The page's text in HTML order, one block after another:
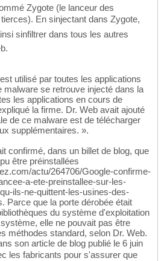
Zygote (le lanceur des
En sinjectant dans Zygote,
sinfiltrer dans tous les autres
utilisé par toutes les applications
malware se retrouve injecté dans la
les applications en cours de
la firme. Dr. Web avait ajouté
de ce malware est de télécharger
supplémentaires. ».
confirmé, dans un billet de blog, que
être préinstallées
actu/264706/Google-confirme-
a-ete-preinstallee-sur-les-
ils-ne-quittent-les-usines-des-
Parce que la porte dérobée était
du système d'exploitation
elle ne pouvait pas être
méthodes standard, selon Dr. Web.
son article de blog publié le 6 juin
les fabricants pour s'assurer que